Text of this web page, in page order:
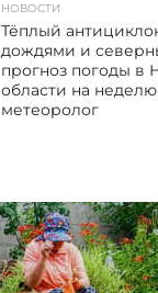
НОВОСТИ
Тёплый
дождями и
прогноз погоды в
области на
метеоролог